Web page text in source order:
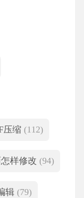
压缩 (112)
样修改 (94)
辑 (79)